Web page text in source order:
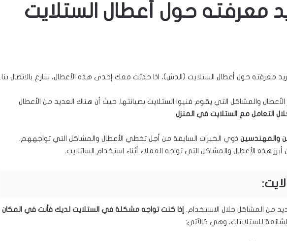
معرفته حول أعطال الستلايت
معرفته حول أعطال الستلايت (الدش)، اذا حدثت معك إحدى هذه الأعطال، سارع بالاتصال بنا.
والمشاكل التي يقوم فنيوا الستلايت بصيانتها. حيث أن هناك العديد من الأعطال
التعامل مع الستلايت في المنزل.
والمهندسين ذوي الخبرات السابقة من أجل تخطي الأعطال والمشاكل التي تواجههم.
هذه الأعطال والمشاكل التي تواجه العملاء أثناء استخدام الساتلايت.
من المشاكل خلال الاستخدام. إذا كنت تواجه مشكلة في الستلايت لديك فأنت في المكان
للستلايتات، وهي كالآتي: